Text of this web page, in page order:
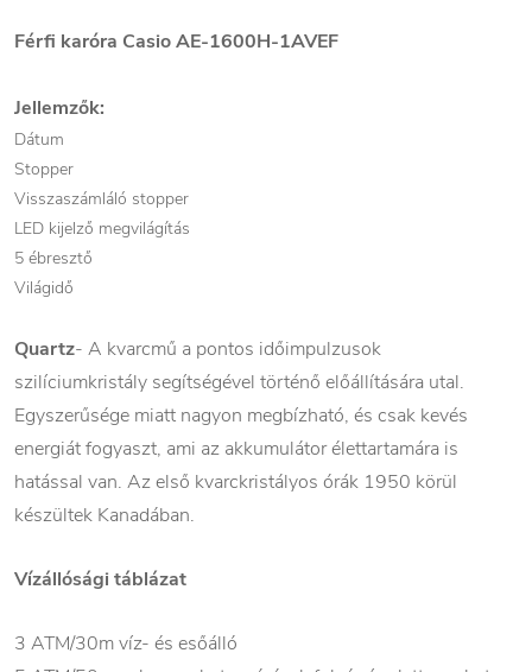
Férfi karóra Casio AE-1600H-1AVEF
Jellemzők:
Dátum
Stopper
Visszaszámláló stopper
LED kijelző megvilágítás
5 ébresztő
Világidő
Quartz- A kvarcmű a pontos időimpulzusok
szilíciumkristály segítségével történő előállítására utal.
Egyszerűsége miatt nagyon megbízható, és csak kevés
energiát fogyaszt, ami az akkumulátor élettartamára is
hatással van. Az első kvarckristályos órák 1950 körül
készültek Kanadában.
Vízállósági táblázat
3 ATM/30m víz- és esőálló